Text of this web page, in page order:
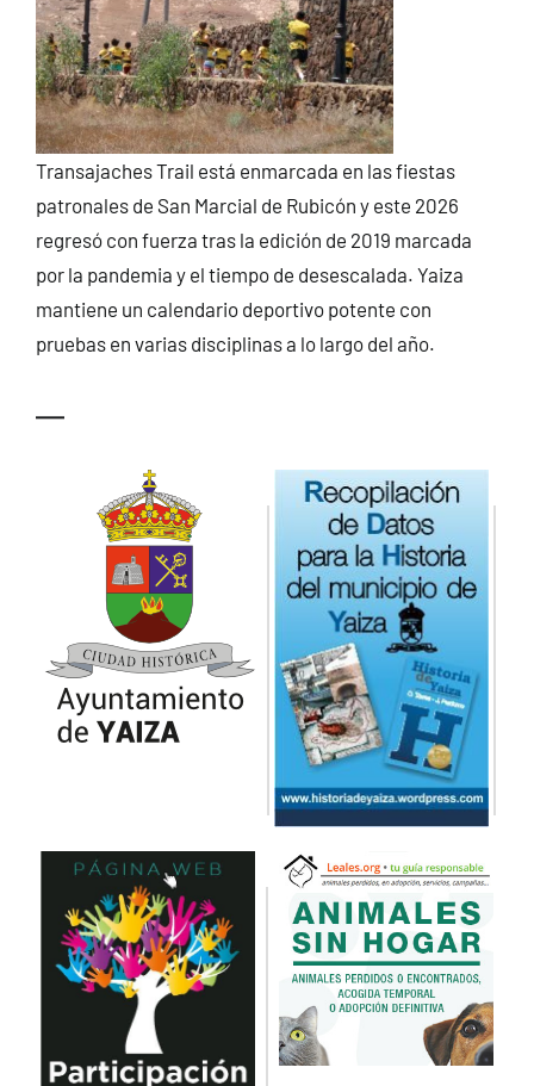
Transajaches Trail está enmarcada en las fiestas
patronales de San Marcial de Rubicón y este 2026
regresó con fuerza tras la edición de 2019 marcada
por la pandemia y el tiempo de desescalada. Yaiza
mantiene un calendario deportivo potente con
pruebas en varias disciplinas a lo largo del año.
—